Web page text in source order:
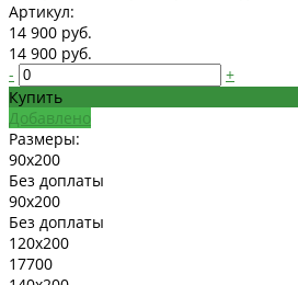
Артикул:
14 900 руб.
14 900 руб.
-
+
Купить
Добавлено
Размеры:
90x200
Без доплаты
90x200
Без доплаты
120x200
17700